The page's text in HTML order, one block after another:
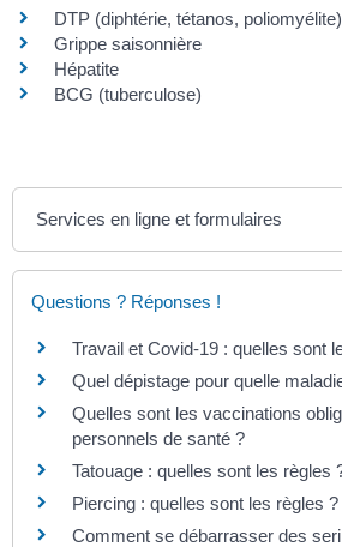
DTP (diphtérie, tétanos, poliomyélite)
Grippe saisonnière
Hépatite
BCG (tuberculose)
Services en ligne et formulaires
Questions ? Réponses !
Travail et Covid-19 : quelles sont
Quel dépistage pour quelle
Quelles sont les vaccinations
personnels de santé ?
Tatouage : quelles sont les règles
Piercing : quelles sont les règles ?
Comment se débarrasser des